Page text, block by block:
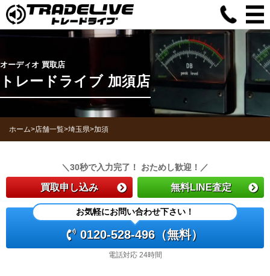
オーディオ 買取店
トレードライブ 加須店
ホーム>店舗一覧>埼玉県>加須
＼30秒で入力完了！ おためし歓迎！／
買取申し込み 無料LINE査定
お気軽にお問い合わせ下さい！
0120-528-496（無料）
電話対応 24時間